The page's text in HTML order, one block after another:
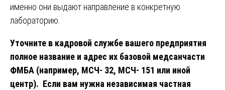
именно они выдают направление в конкретную
лабораторию.
Уточните в кадровой службе вашего предприятия
полное название и адрес их базовой медсанчасти
ФМБА (например, МСЧ- 32, МСЧ- 151 или иной
центр). Если вам нужна независимая частная